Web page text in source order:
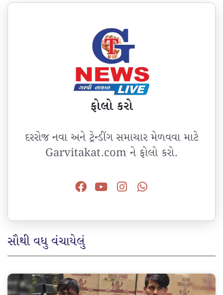
ફોલો કરો
દરરોજ નવા અને ટ્રેન્ડીંગ સમાચાર મેળવવા માટે
Garvitakat.com ને ફોલો કરો.
સૌથી વધુ વંચાયેલું